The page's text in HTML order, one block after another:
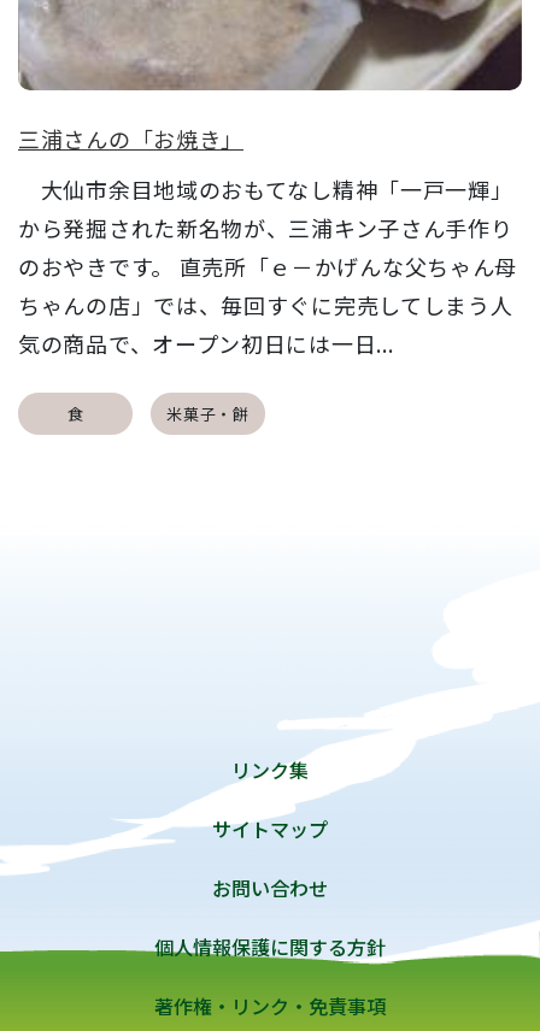
三浦さんの「お焼き」
大仙市余目地域のおもてなし精神「一戸一輝」
から発掘された新名物が、三浦キン子さん手作り
のおやきです。 直売所「ｅ－かげんな父ちゃん母
ちゃんの店」では、毎回すぐに完売してしまう人
気の商品で、オープン初日には一日...
食 米菓子・餅
リンク集
サイトマップ
お問い合わせ
個人情報保護に関する方針
著作権・リンク・免責事項